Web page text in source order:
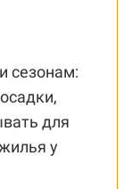
сезонам:
для
у